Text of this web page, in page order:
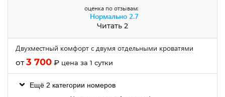
оценка по отзывам:
Нормально 2.7
Читать 2
Двухместный комфорт с двумя отдельными кроватями
от3 700 ₽ цена за 1 сутки
Ещё 2 категории номеров